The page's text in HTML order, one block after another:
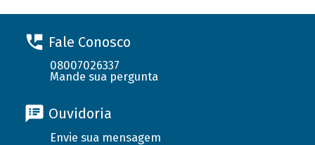
Fale Conosco
08007026337
Mande sua pergunta
Ouvidoria
Envie sua mensagem